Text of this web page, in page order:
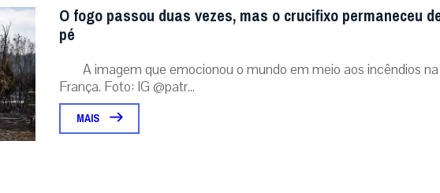
O fogo passou duas vezes, mas o crucifixo permaneceu
pé
A imagem que emocionou o mundo em meio aos incêndios na
França. Foto: IG @patr...
MAIS